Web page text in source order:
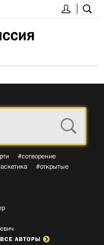
#сотворение
#открытые
ВСЕ АВТОРЫ